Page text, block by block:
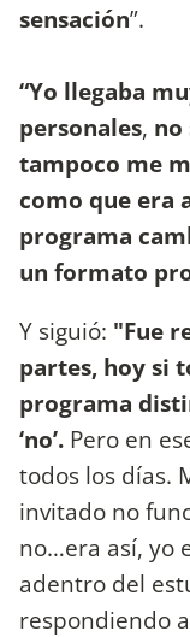
sensación”.
“Yo llegaba
personales, no
tampoco me
como que era
programa
un formato
Y siguió: "Fue
partes, hoy si
programa
‘no’. Pero en
todos los días.
invitado no
no…era así, yo
adentro del
respondiendo